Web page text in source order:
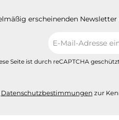
erscheinenden
Mail-
Adresse
Seite ist durch reCAPTCHA
Datenschutzbestimmungen zur